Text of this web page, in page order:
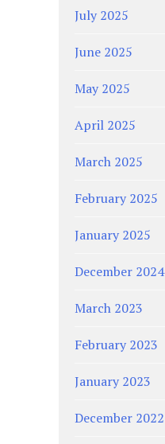
July 2025
June 2025
May 2025
April 2025
March 2025
February 2025
January 2025
December 2024
March 2023
February 2023
January 2023
December 2022